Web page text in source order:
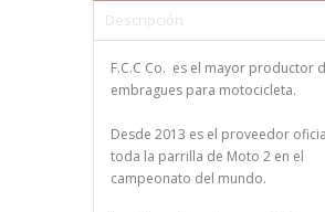
Descripción
F.C.C Co. es el mayor productor
embragues para motocicleta.
Desde 2013 es el proveedor
toda la parrilla de Moto 2 en el
campeonato del mundo.